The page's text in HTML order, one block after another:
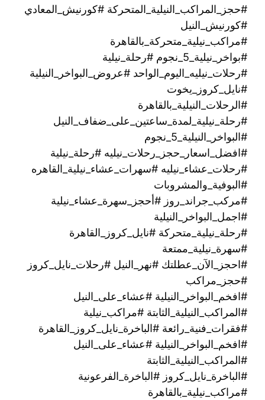
#حجز_المراكب_النيلية_المتحركة #كورنيش_المعادي
#كورنيش_النيل
#مراكب_نيلية_متحركة_بالقاهرة
#بواخر_نيلية_5_نجوم #رحلة_نيلية
#رحلات_نيليه_اليوم_الواحد #عروض_البواخر_النيلية
#نايل_كروز_يخوت
#الرحلات_النيلية_بالقاهرة
#رحلة_نيلية_لمدة_ساعتين_على_ضفاف_النيل
#البواخر_النيلية_5_نجوم
#افضل_اسعار_حجز_رحلات_نيليه #رحلة_نيلية
#رحلات_عشاء_نيليه #سهرات_عشاء_نيلية_القاهره
#البوفية_والمشروبات
#مركب_جراند_روز #أحجز_سهرة_عشاء_نيلية
#اجمل_البواخر_النيلية
#رحلة_نيلية_متحركة ‫#نايل_كروز_القاهرة
#سهرة_نيلية_ممتعة
#احجز_الآن_عطلتك #نهر_النيل #رحلات_نايل_كروز
#حجز_مراكب
#افخم_البواخر_النيلية #عشاء_على_النيل
#المراكب_النيلية_الثابتة #مراكب_نيلية
#فقرات_فنية_رائعة #الباخرة_نايل_كروز_القاهرة
#افخم_البواخر_النيلية #عشاء_على_النيل
#المراكب_النيلية_الثابتة
#الباخرة_نايل_كروز #الباخرة_الفرعونية
#مراكب_نيلية_بالقاهرة